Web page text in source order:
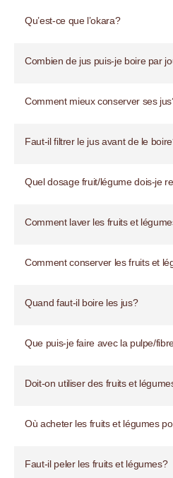
Qu’est-ce que l’okara?
Combien de jus puis-je boire par
Comment mieux conserver ses
Faut-il filtrer le jus avant de le
Quel dosage fruit/légume dois-je
Comment laver les fruits et
Comment conserver les fruits et
Quand faut-il boire les jus?
Que puis-je faire avec la pulpe/
Doit-on utiliser des fruits et
Où acheter les fruits et légumes
Faut-il peler les fruits et légumes?